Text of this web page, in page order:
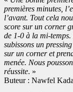
premières minutes,
l’avant. Tout cela
score sur un corner
de 1-0 à la mi-
subissons un
sur un corner et
menée. Nous
réussite. »
Buteur : Nawfel